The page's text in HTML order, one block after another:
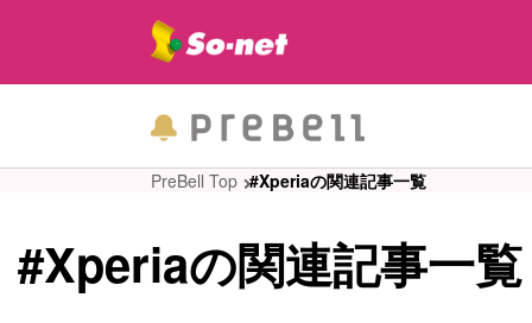
PreBell Top #Xperiaの関連記事一覧
#Xperiaの関連記事一覧